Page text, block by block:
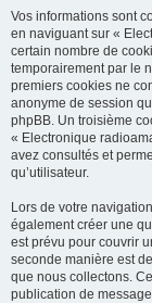
Vos informations sont
en naviguant sur «
certain nombre de
temporairement par le
premiers cookies ne
anonyme de session
phpBB. Un troisième
« Electronique
avez consultés et
qu’utilisateur.
Lors de votre
également créer une
est prévu pour couvrir
seconde manière est
que nous collectons.
publication de